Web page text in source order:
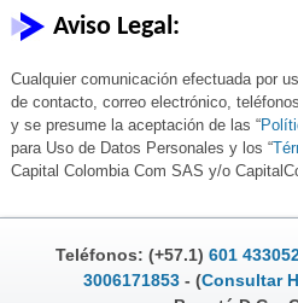
Aviso Legal:
Cualquier comunicación efectuada por
de contacto, correo electrónico,
y se presume la aceptación de las “
para Uso de Datos Personales y los “
Capital Colombia Com SAS y/o
Teléfonos: (+57.1) 601
3006171853 - (Consultar